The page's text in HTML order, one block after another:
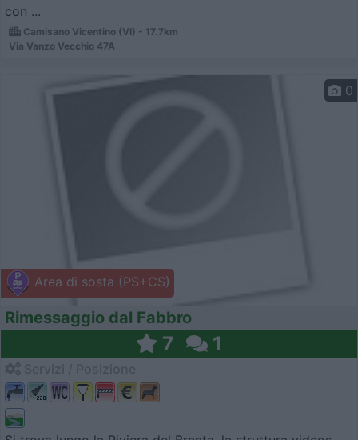
con ...
Camisano Vicentino (VI) - 17.7km
Via Vanzo Vecchio 47A
Area di sosta (PS+CS)
0
Rimessaggio dal Fabbro
7 1